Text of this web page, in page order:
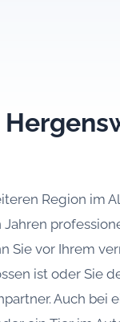
Region im
Sie vor Ihrem
ist oder Sie
Auch bei